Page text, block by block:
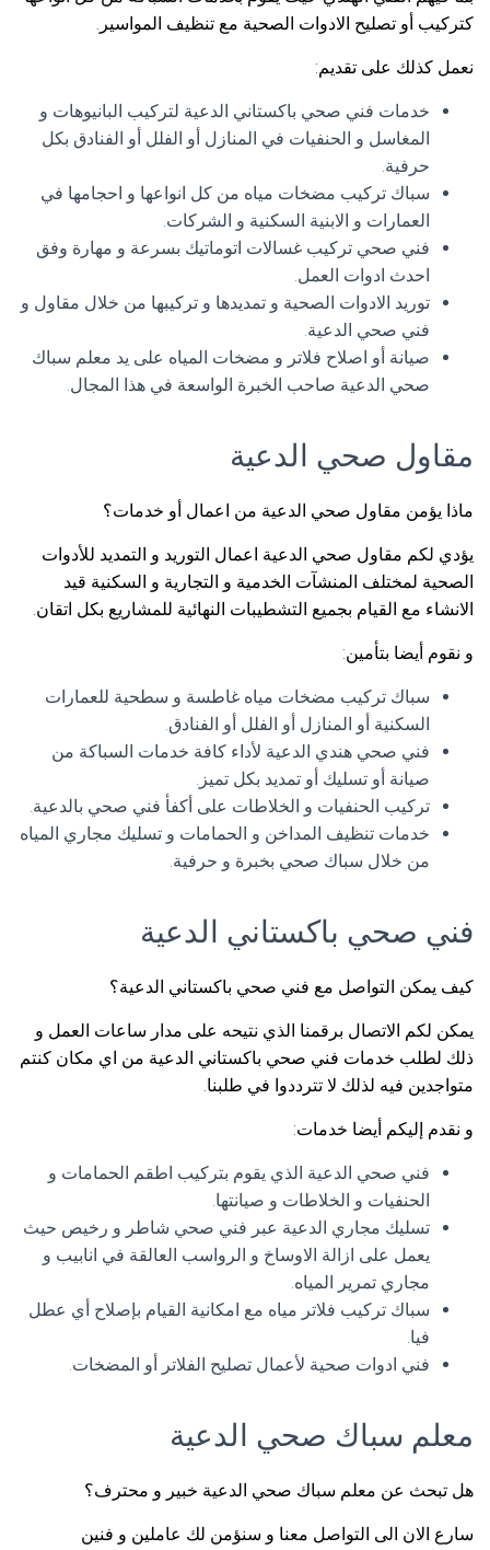
كتركيب أو تصليح الادوات الصحية مع تنظيف المواسير.
نعمل كذلك على تقديم:
خدمات فني صحي باكستاني الدعية لتركيب البانيوهات و
المغاسل و الحنفيات في المنازل أو الفلل أو الفنادق بكل
حرفية.
سباك تركيب مضخات مياه من كل انواعها و احجامها في
العمارات و الابنية السكنية و الشركات.
فني صحي تركيب غسالات اتوماتيك بسرعة و مهارة وفق
احدث ادوات العمل.
توريد الادوات الصحية و تمديدها و تركيبها من خلال مقاول و
فني صحي الدعية.
صيانة أو اصلاح فلاتر و مضخات المياه على يد معلم سباك
صحي الدعية صاحب الخبرة الواسعة في هذا المجال.
مقاول صحي الدعية
ماذا يؤمن مقاول صحي الدعية من اعمال أو خدمات؟
يؤدي لكم مقاول صحي الدعية اعمال التوريد و التمديد للأدوات
الصحية لمختلف المنشآت الخدمية و التجارية و السكنية قيد
الانشاء مع القيام بجميع التشطيبات النهائية للمشاريع بكل اتقان.
و نقوم أيضا بتأمين:
سباك تركيب مضخات مياه غاطسة و سطحية للعمارات
السكنية أو المنازل أو الفلل أو الفنادق.
فني صحي هندي الدعية لأداء كافة خدمات السباكة من
صيانة أو تسليك أو تمديد بكل تميز.
تركيب الحنفيات و الخلاطات على أكفأ فني صحي بالدعية.
خدمات تنظيف المداخن و الحمامات و تسليك مجاري المياه
من خلال سباك صحي بخبرة و حرفية.
فني صحي باكستاني الدعية
كيف يمكن التواصل مع فني صحي باكستاني الدعية؟
يمكن لكم الاتصال برقمنا الذي نتيحه على مدار ساعات العمل و
ذلك لطلب خدمات فني صحي باكستاني الدعية من اي مكان كنتم
متواجدين فيه لذلك لا تترددوا في طلبنا.
و نقدم إليكم أيضا خدمات:
فني صحي الدعية الذي يقوم بتركيب اطقم الحمامات و
الحنفيات و الخلاطات و صيانتها.
تسليك مجاري الدعية عبر فني صحي شاطر و رخيص حيث
يعمل على ازالة الاوساخ و الرواسب العالقة في انابيب و
مجاري تمرير المياه.
سباك تركيب فلاتر مياه مع امكانية القيام بإصلاح أي عطل
فيا.
فني ادوات صحية لأعمال تصليح الفلاتر أو المضخات.
معلم سباك صحي الدعية
هل تبحث عن معلم سباك صحي الدعية خبير و محترف؟
سارع الان الى التواصل معنا و سنؤمن لك عاملين و فنين